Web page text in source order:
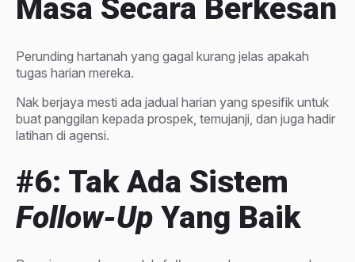
Masa Secara Berkesan
Perunding hartanah yang gagal kurang jelas apakah
tugas harian mereka.
Nak berjaya mesti ada jadual harian yang spesifik untuk
buat panggilan kepada prospek, temujanji, dan juga hadir
latihan di agensi.
#6: Tak Ada Sistem
Follow-Up Yang Baik